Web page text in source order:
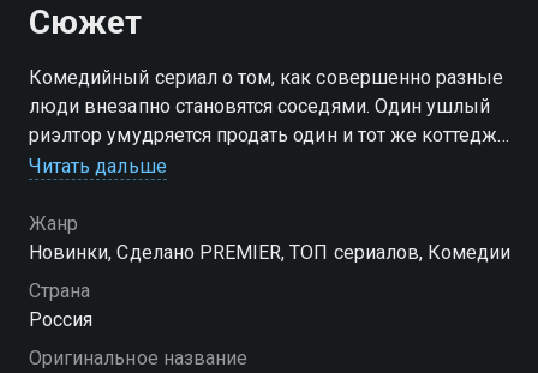
Сюжет
Комедийный сериал о том, как совершенно разные
люди внезапно становятся соседями. Один ушлый
риэлтор умудряется продать один и тот же коттедж
сразу нескольким семьям. В итоге под одной
привыкшая к дисциплине и порядку; супружеская
пара на грани развода, где царит дух
прогрессивности и хипстерских ценностей; актриса в
возрасте, живущая с юным избранником; экс-
дедушка с причудами. Соседям предстоит
Читать дальше
Жанр
Новинки, Сделано PREMIER, ТОП сериалов, Комедии
Страна
Россия
Оригинальное название